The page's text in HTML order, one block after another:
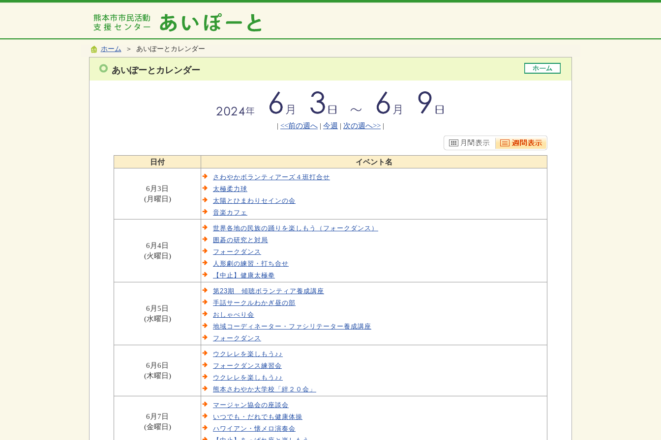
ホーム ＞ あいぽーとカレンダー
あいぽーとカレンダー
| <<前の週へ | 今週 | 次の週へ>> |
日付 イベント名
6月3日
(月曜日)
さわやかボランティアーズ４班打合せ
太極柔力球
太陽とひまわりセインの会
音楽カフェ
6月4日
(火曜日)
世界各地の民族の踊りを楽しもう（フォークダンス）
囲碁の研究と対局
フォークダンス
人形劇の練習・打ち合せ
【中止】健康太極拳
6月5日
(水曜日)
第23期 傾聴ボランティア養成講座
手話サークルわかぎ昼の部
おしゃべり会
地域コーディネーター・ファシリテーター養成講座
フォークダンス
6月6日
(木曜日)
ウクレレを楽しもう♪♪
フォークダンス練習会
ウクレレを楽しもう♪♪
熊本さわやか大学校「絆２０会」
6月7日
(金曜日)
マージャン協会の座談会
いつでも・だれでも健康体操
ハワイアン・懐メロ演奏会